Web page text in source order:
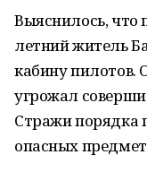
Выяснилось, что
летний житель
кабину пилотов.
угрожал
Стражи порядка
опасных